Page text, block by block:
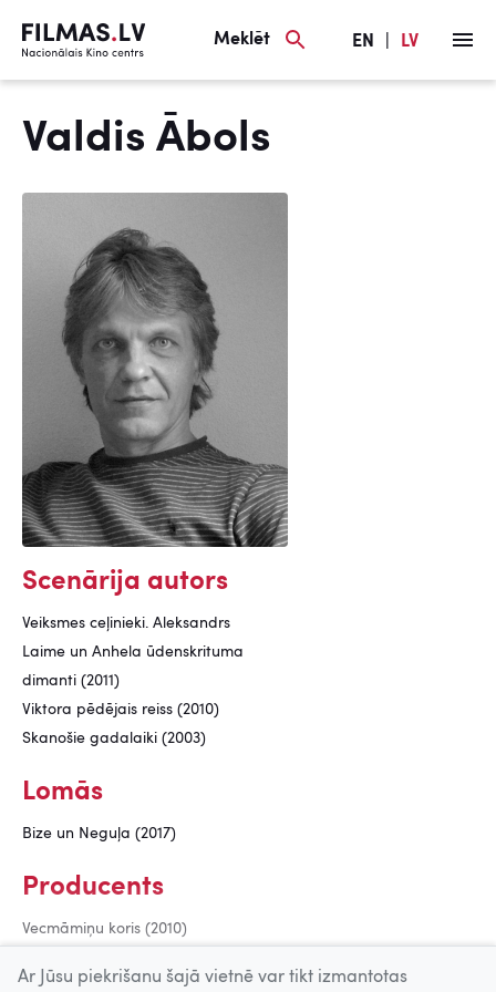
Meklēt EN LV
Valdis Ābols
Scenārija autors
Veiksmes ceļinieki. Aleksandrs
Laime un Anhela ūdenskrituma
dimanti (2011)
Viktora pēdējais reiss (2010)
Skanošie gadalaiki (2003)
Lomās
Bize un Neguļa (2017)
Producents
Vecmāmiņu koris (2010)
Ar Jūsu piekrišanu šajā vietnē var tikt izmantotas